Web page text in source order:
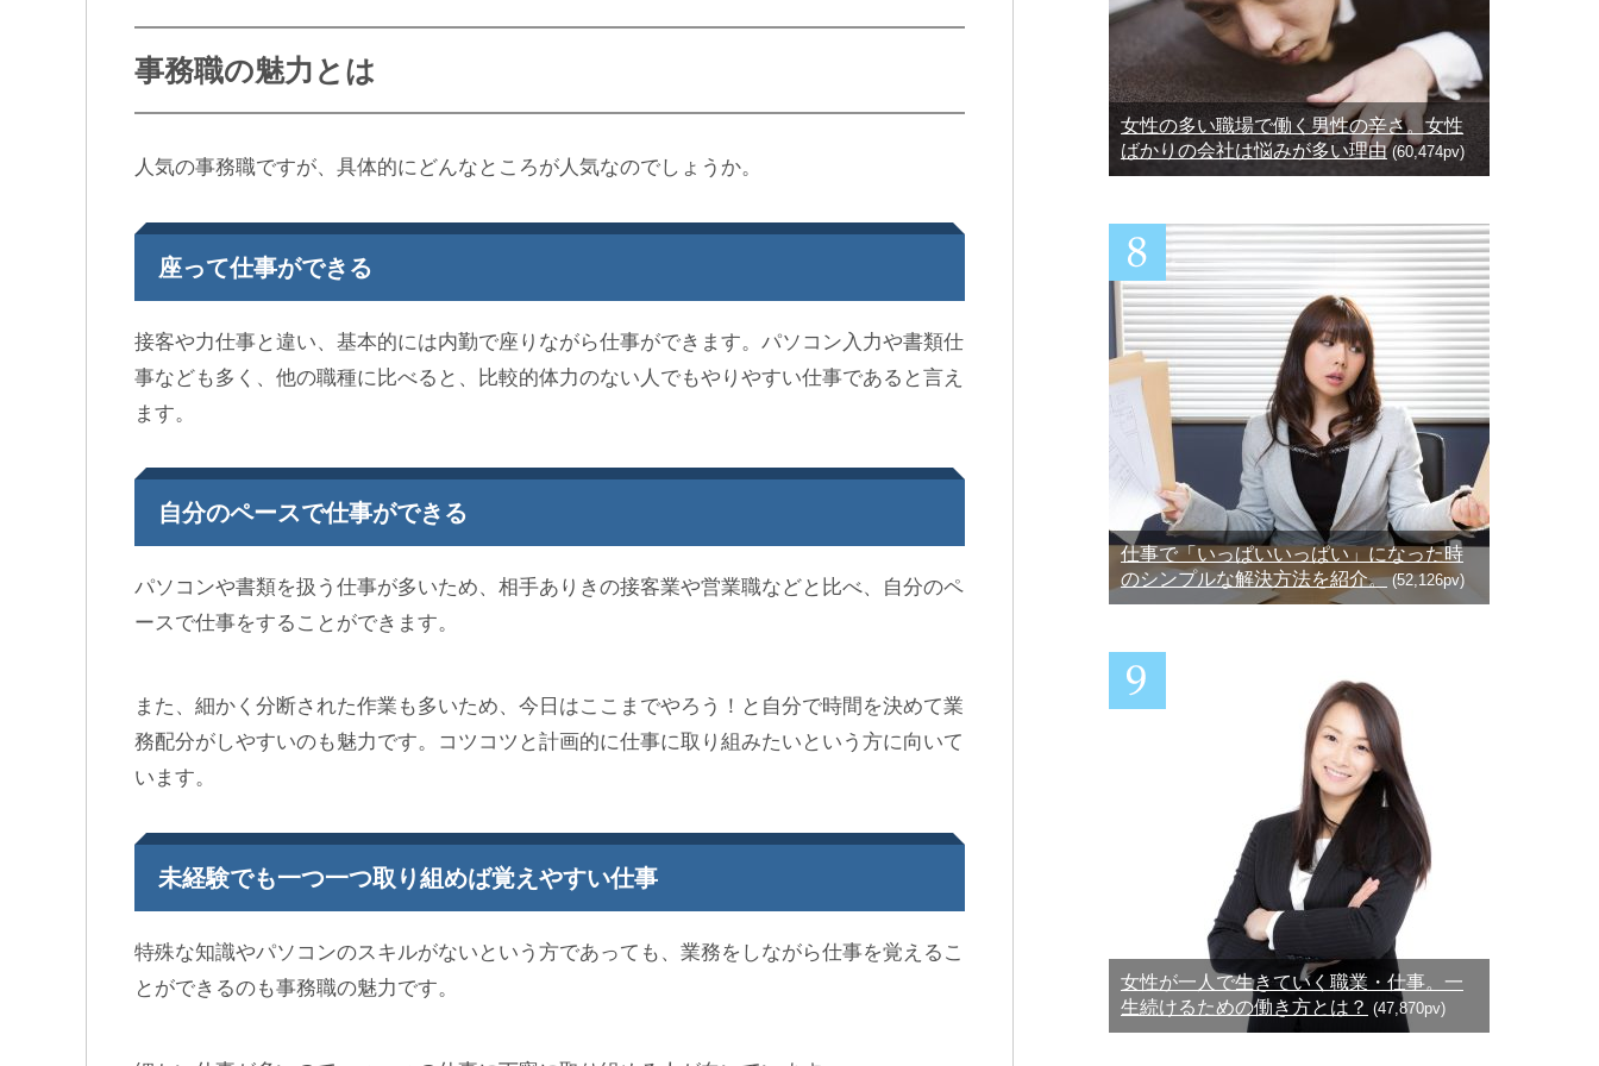
事務職の魅力とは
人気の事務職ですが、具体的にどんなところが人気なのでしょうか。
座って仕事ができる
接客や力仕事と違い、基本的には内勤で座りながら仕事ができます。パソコン入力や書類仕
事なども多く、他の職種に比べると、比較的体力のない人でもやりやすい仕事であると言え
ます。
自分のペースで仕事ができる
パソコンや書類を扱う仕事が多いため、相手ありきの接客業や営業職などと比べ、自分のペ
ースで仕事をすることができます。
また、細かく分断された作業も多いため、今日はここまでやろう！と自分で時間を決めて業
務配分がしやすいのも魅力です。コツコツと計画的に仕事に取り組みたいという方に向いて
います。
未経験でも一つ一つ取り組めば覚えやすい仕事
特殊な知識やパソコンのスキルがないという方であっても、業務をしながら仕事を覚えるこ
とができるのも事務職の魅力です。
女性の多い職場で働く男性の辛さ。女性
ばかりの会社は悩みが多い理由(60,474pv)
仕事で「いっぱいいっぱい」になった時
のシンプルな解決方法を紹介。(52,126pv)
女性が一人で生きていく職業・仕事。一
生続けるための働き方とは？ (47,870pv)